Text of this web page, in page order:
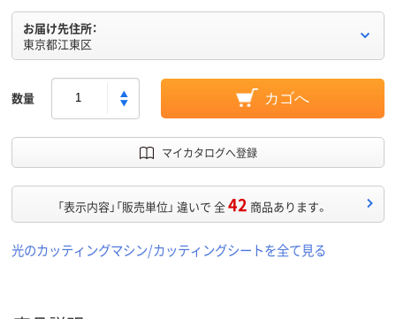
お届け先住所：
東京都江東区
数量 カゴへ
マイカタログへ登録
「表示内容」「販売単位」 違いで 全42 商品あります。
光のカッティングマシン/カッティングシートを全て見る